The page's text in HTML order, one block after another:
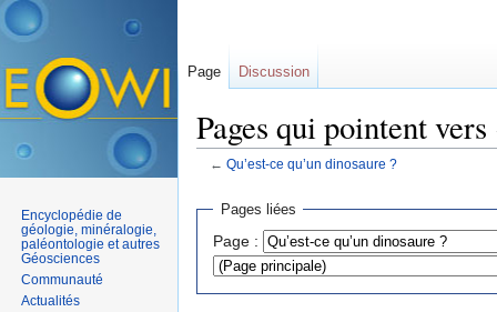
Pages qui pointent
← Qu’est-ce qu’un dinosaure ?
Pages liées
Page :
Page Discussion
Encyclopédie de
géologie, minéralogie,
paléontologie et autres
Géosciences
Communauté
Actualités